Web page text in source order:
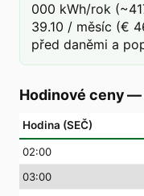
000 kWh/rok
39.10 / měsíc (€
před daněmi a
Hodinové ceny —
Hodina (SEČ)
02:00
03:00